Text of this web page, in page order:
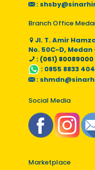
:
Branch Office
Jl. T. Amir
No. 50C-D, Medan
: (061) 80089000
: 0855 8833 404
:
Social Media
Marketplace